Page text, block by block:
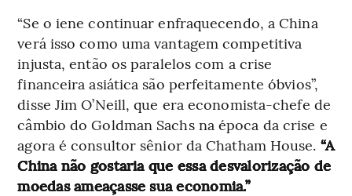
“Se o iene continuar enfraquecendo, a China
verá isso como uma vantagem competitiva
injusta, então os paralelos com a crise
financeira asiática são perfeitamente óbvios”,
disse Jim O’Neill, que era economista-chefe de
câmbio do Goldman Sachs na época da crise e
agora é consultor sênior da Chatham House. “A
China não gostaria que essa desvalorização de
moedas ameaçasse sua economia.”